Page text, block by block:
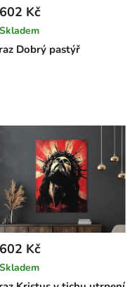
cm
Dobrý pastýř
602 Kč
Skladem
602 Kč
Skladem